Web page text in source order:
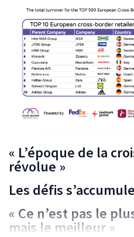
« L’époque de la
révolue »
Les défis
« Ce n’est pas le
mais le meilleur »